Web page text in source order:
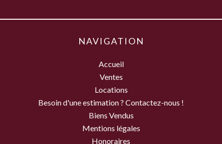
NAVIGATION
Accueil
Ventes
Locations
Besoin d'une estimation ? Contactez-nous !
Biens Vendus
Mentions légales
Honoraires